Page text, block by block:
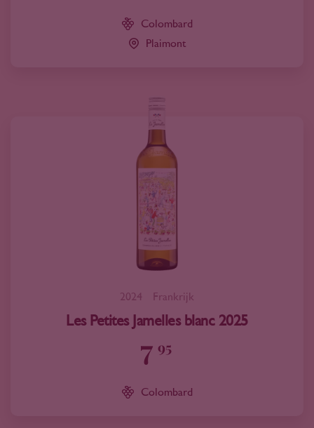
Colombard
Plaimont
2024 Frankrijk
Les Petites Jamelles blanc 2025
7 95
Colombard